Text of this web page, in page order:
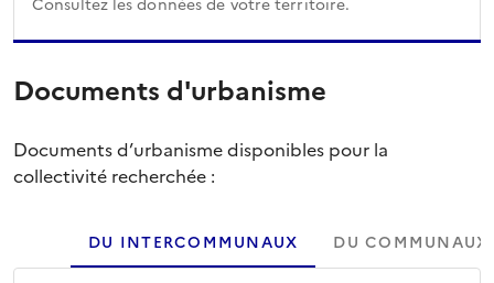
Documents d'urbanisme
Documents d’urbanisme disponibles pour la
collectivité recherchée :
DU INTERCOMMUNAUX DU COMMUNAUX